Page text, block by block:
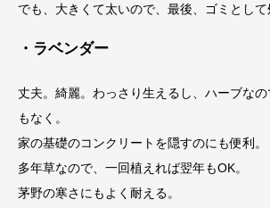
でも、大きくて太いので、最後、ゴミとして
・ラベンダー
丈夫。綺麗。わっさり生えるし、ハーブな
もなく。
家の基礎のコンクリートを隠すのにも便利。
多年草なので、一回植えれば翌年もOK。
茅野の寒さにもよく耐える。